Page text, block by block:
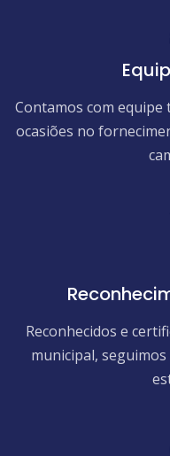
Contamos com equipe
ocasiões no
Reconhecidos e
municipal,